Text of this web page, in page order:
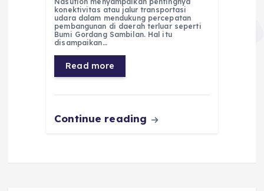
e
b
o
o
k
ts
A
p
p
g
r
a
m
e
n
l
re
konektivitas atau jalur transportasi
udara dalam mendukung percepatan
pembangunan di daerah terluar seperti
Bumi Gordang Sambilan. Hal itu
disampaikan…
Read more
Continue reading